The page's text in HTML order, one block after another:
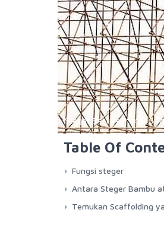
Steger Besi vs Steger
Table Of
Fungsi steger
Antara Steger Bambu
Temukan Scaffolding